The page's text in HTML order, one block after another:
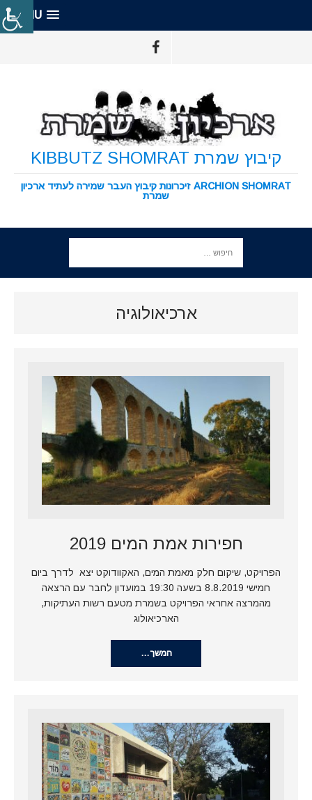
MENU
קיבוץ שמרת KIBBUTZ SHOMRAT
ARCHION SHOMRAT זיכרונות קיבוץ העבר שמירה לעתיד ארכיון
שמרת
ארכיאולוגיה
חפירות אמת המים 2019
הפרויקט, שיקום חלק מאמת המים, האקוודוקט יצא לדרך ביום
חמישי 8.8.2019 בשעה 19:30 במועדון לחבר עם הרצאה
מהמרצה אחראי הפרויקט בשמרת מטעם רשות העתיקות,
הארכיאולוג
המשך…